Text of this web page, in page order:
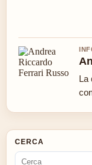
La
CERCA